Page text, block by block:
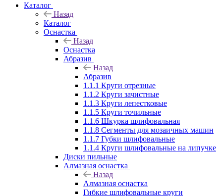
Каталог
Назад
Каталог
Оснастка
Назад
Оснастка
Абразив
Назад
Абразив
1.1.1 Круги отрезные
1.1.2 Круги зачистные
1.1.3 Круги лепестковые
1.1.5 Круги точильные
1.1.6 Шкурка шлифовальная
1.1.8 Сегменты для мозаичных машин
1.1.7 Губки шлифовальные
1.1.4 Круги шлифовальные на липучке
Диски пильные
Алмазная оснастка
Назад
Алмазная оснастка
Гибкие шлифовальные круги